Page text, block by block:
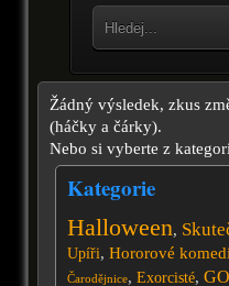
Žádný výsledek, zkus
(háčky a čárky).
Nebo si vyberte z
Kategorie
Halloween,
Upíři, Hororové
Čarodějnice, Exorcisté,